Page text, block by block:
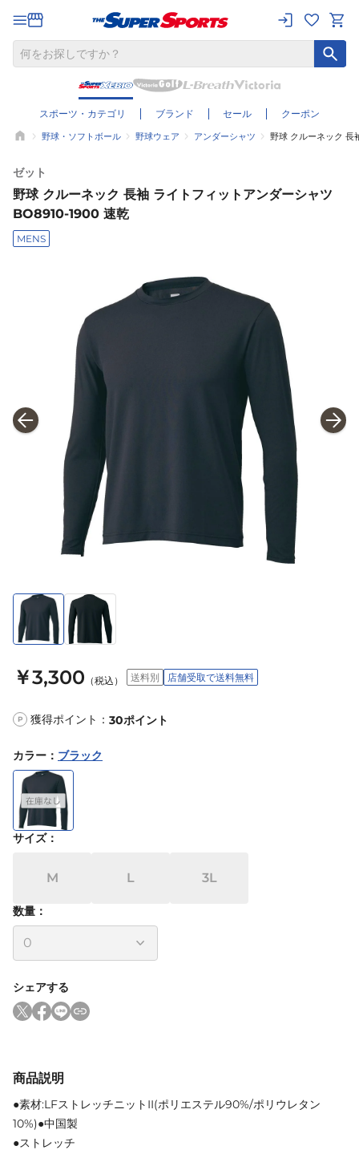
スポーツ・カテゴリ ブランド セール クーポン
野球・ソフトボール 野球ウェア アンダーシャツ 野球 クルーネック 長
ゼット
野球 クルーネック 長袖 ライトフィットアンダーシャツ
BO8910-1900 速乾
MENS
￥3,300 （税込） 送料別 店舗受取で送料無料
P 獲得ポイント： 30ポイント
カラー ： ブラック
サイズ：
M L 3L
数量：
シェアする
商品説明
●素材:LFストレッチニットII(ポリエステル90%/ポリウレタン
10%)●中国製
●ストレッチ